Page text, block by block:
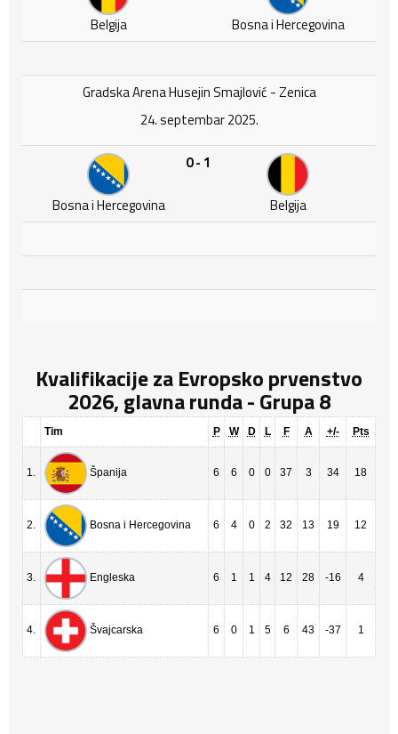
Belgija Bosna i Hercegovina
Gradska Arena Husejin Smajlović - Zenica
24. septembar 2025.
Bosna i Hercegovina
0 - 1
Belgija
Kvalifikacije za Evropsko prvenstvo
2026, glavna runda - Grupa 8
Tim P W D L F A +/- Pts
1. Španija 6 6 0 0 37 3 34 18
2. Bosna i Hercegovina 6 4 0 2 32 13 19 12
3. Engleska 6 1 1 4 12 28 -16 4
4. Švajcarska 6 0 1 5 6 43 -37 1